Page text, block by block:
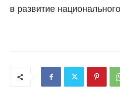
в развитие